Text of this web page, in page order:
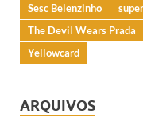
Sesc Belenzinho
The Devil Wears Prada
Yellowcard
ARQUIVOS